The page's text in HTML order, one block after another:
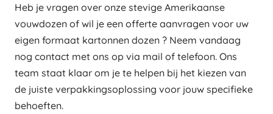
Heb je vragen over onze stevige Amerikaanse
vouwdozen of wil je een offerte aanvragen voor uw
eigen formaat kartonnen dozen ? Neem vandaag
nog contact met ons op via mail of telefoon. Ons
team staat klaar om je te helpen bij het kiezen van
de juiste verpakkingsoplossing voor jouw specifieke
behoeften.